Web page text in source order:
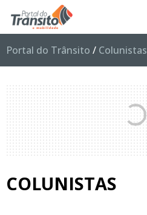
Portal do Trânsito / Colunistas
COLUNISTAS